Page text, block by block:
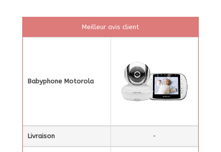
Meilleur avis client
Babyphone Motorola
Livraison -